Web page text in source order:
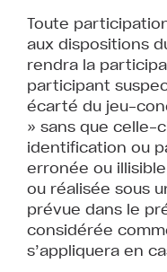
Toute
aux dispositions
rendra la
participant
écarté du jeu-
» sans que celle-
identification ou
erronée ou
ou réalisée sous
prévue dans le
considérée
s’appliquera en